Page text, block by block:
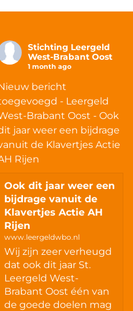
Stichting Leergeld
West-Brabant Oost
1 month ago
bericht
- Leergeld
Brabant Oost - Ook
jaar weer een bijdrage
de Klavertjes Actie
Rijen
Ook dit jaar weer een
bijdrage vanuit de
Klavertjes Actie AH
Rijen
www.leergeldwbo.nl
Wij zijn zeer verheugd
dat ook dit jaar St.
Leergeld West-
Brabant Oost één van
de goede doelen mag